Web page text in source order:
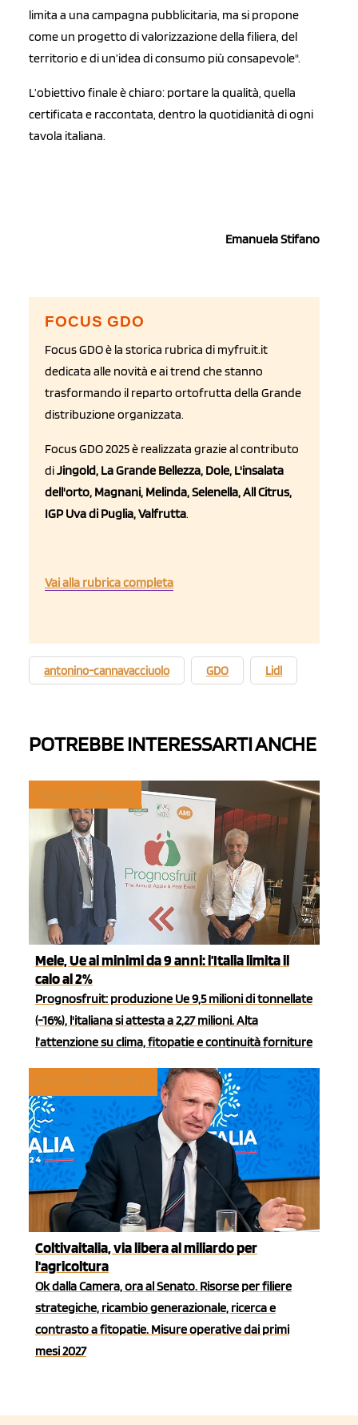
limita a una campagna pubblicitaria, ma si propone
come un progetto di valorizzazione della filiera, del
territorio e di un’idea di consumo più consapevole".
L’obiettivo finale è chiaro: portare la qualità, quella
certificata e raccontata, dentro la quotidianità di ogni
tavola italiana.
Emanuela Stifano
FOCUS GDO
Focus GDO è la storica rubrica di myfruit.it
dedicata alle novità e ai trend che stanno
trasformando il reparto ortofrutta della Grande
distribuzione organizzata.
Focus GDO 2025 è realizzata grazie al contributo
diJingold, La Grande Bellezza, Dole, L'insalata
dell'orto, Magnani, Melinda, Selenella, All Citrus,
IGP Uva di Puglia, Valfrutta.
Vai alla rubrica completa
antonino-cannavacciuolo GDO Lidl
POTREBBE INTERESSARTI ANCHE
Mele, Ue ai minimi da 9 anni: l’Italia limita il
calo al 2%
Prognosfruit: produzione Ue 9,5 milioni di tonnellate
(-16%), l'italiana si attesta a 2,27 milioni. Alta
l’attenzione su clima, fitopatie e continuità forniture
Coltivaitalia, via libera al miliardo per
l'agricoltura
Ok dalla Camera, ora al Senato. Risorse per filiere
strategiche, ricambio generazionale, ricerca e
contrasto a fitopatie. Misure operative dai primi
mesi 2027